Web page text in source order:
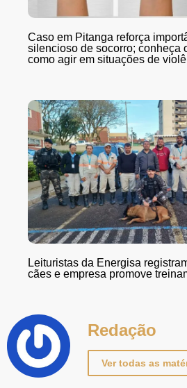
Caso em Pitanga reforça
silencioso de socorro; conheça
como agir em situações de
Leituristas da Energisa
cães e empresa promove
Redação
Ver todas as